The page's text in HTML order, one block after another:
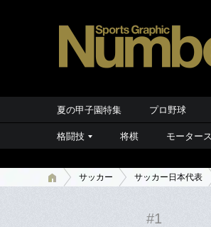
夏の甲子園特集 プロ野球
格闘技 将棋 モーター
サッカー サッカー日本代表
#1